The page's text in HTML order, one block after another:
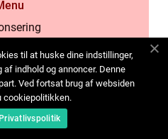
oss
til at huske dine indstillinger,
indhold og annoncer. Denne
Ved fortsat brug af websiden
cookiepolitikken.
Privatlivspolitik